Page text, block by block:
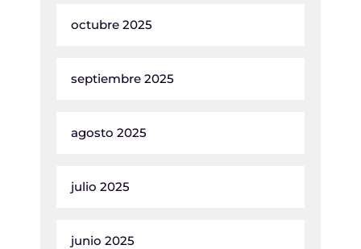
octubre 2025
septiembre 2025
agosto 2025
julio 2025
junio 2025